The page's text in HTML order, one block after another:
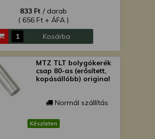
833 Ft / darab
( 656 Ft + ÁFA )
Kosárba
MTZ TLT bolygókerék
csap 80-as (erősített,
kopásállóbb) original
Normál szállítás
Készleten